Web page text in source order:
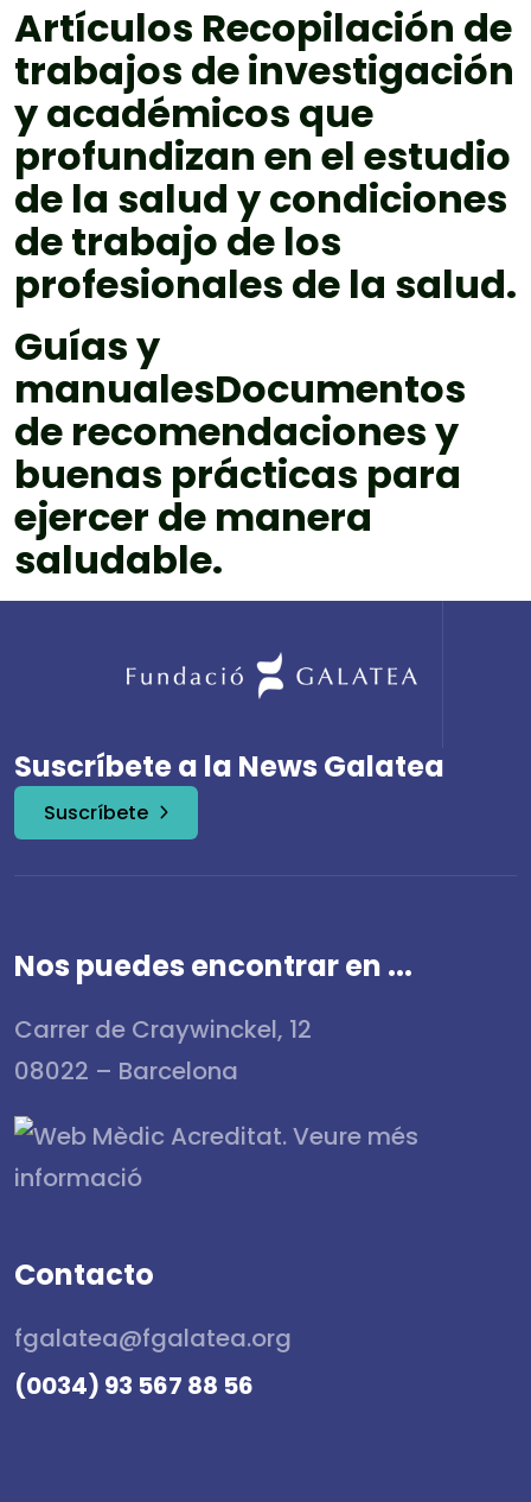
Artículos Recopilación de
trabajos de investigación
y académicos que
profundizan en el estudio
de la salud y condiciones
de trabajo de los
profesionales de la salud.
Guías y
manualesDocumentos
de recomendaciones y
buenas prácticas para
ejercer de manera
saludable.
Suscríbete a la News Galatea
Suscríbete
Nos puedes encontrar en ...
Carrer de Craywinckel, 12
08022 – Barcelona
Contacto
fgalatea@fgalatea.org
(0034) 93 567 88 56